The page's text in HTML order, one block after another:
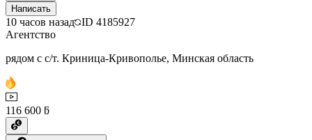
Написать
10 часов назад ID 4185927
Агентство
рядом с с/т. Криница-Кривополье, Минская область
116 600 ƃ